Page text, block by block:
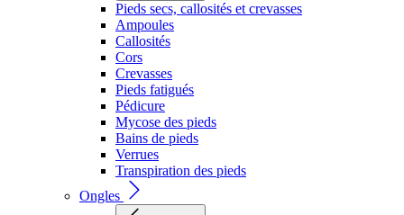
Pieds secs, callosités et crevasses
Ampoules
Callosités
Cors
Crevasses
Pieds fatigués
Pédicure
Mycose des pieds
Bains de pieds
Verrues
Transpiration des pieds
Ongles